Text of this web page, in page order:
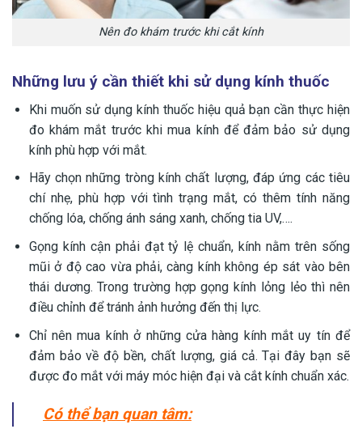
Nên đo khám trước khi cắt kính
Những lưu ý cần thiết khi sử dụng kính thuốc
Khi muốn sử dụng kính thuốc hiệu quả bạn cần thực hiện
đo khám mắt trước khi mua kính để đảm bảo sử dụng
kính phù hợp với mắt.
Hãy chọn những tròng kính chất lượng, đáp ứng các tiêu
chí nhẹ, phù hợp với tình trạng mắt, có thêm tính năng
chống lóa, chống ánh sáng xanh, chống tia UV,….
Gọng kính cận phải đạt tỷ lệ chuẩn, kính nằm trên sống
mũi ở độ cao vừa phải, càng kính không ép sát vào bên
thái dương. Trong trường hợp gọng kính lỏng lẻo thì nên
điều chỉnh để tránh ảnh hưởng đến thị lực.
Chỉ nên mua kính ở những cửa hàng kính mắt uy tín để
đảm bảo về độ bền, chất lượng, giá cả. Tại đây bạn sẽ
được đo mắt với máy móc hiện đại và cắt kính chuẩn xác.
Có thể bạn quan tâm: